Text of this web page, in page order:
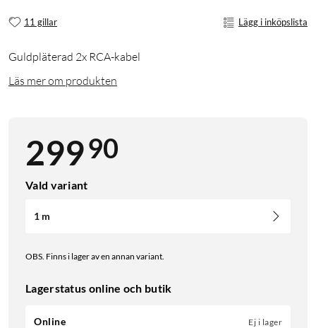
11 gillar Lägg i inköpslista
Guldpläterad 2x RCA-kabel
Läs mer om produkten
29990
Vald variant
1 m
OBS. Finns i lager av en annan variant.
Lagerstatus online och butik
Online Ej i lager